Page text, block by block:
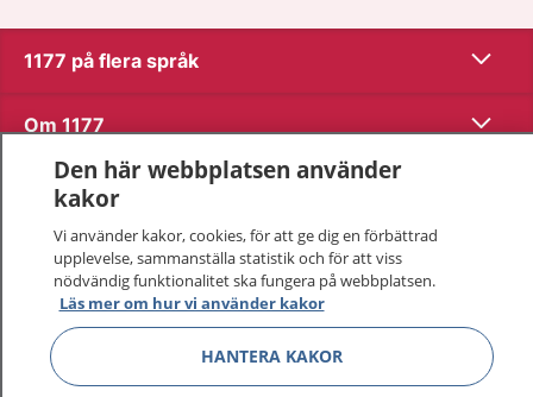
1177 på flera språk Visa
Om 1177 Visa
Kontakt
Behandling av personuppgifter
Hantering av kakor
Den här webbplatsen använder
kakor
Vi använder kakor, cookies, för att ge dig en förbättrad
upplevelse, sammanställa statistik och för att viss
nödvändig funktionalitet ska fungera på webbplatsen.
Läs mer om hur vi använder kakor
HANTERA KAKOR